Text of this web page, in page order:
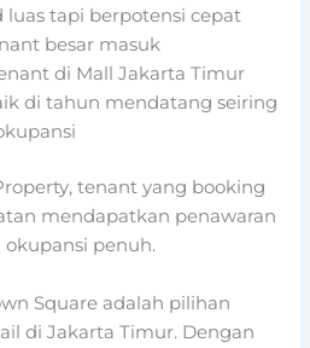
luas tapi berpotensi cepat
besar masuk
di Mall Jakarta Timur
di tahun mendatang seiring
tenant yang booking
mendapatkan penawaran
penuh.
Square adalah pilihan
di Jakarta Timur. Dengan